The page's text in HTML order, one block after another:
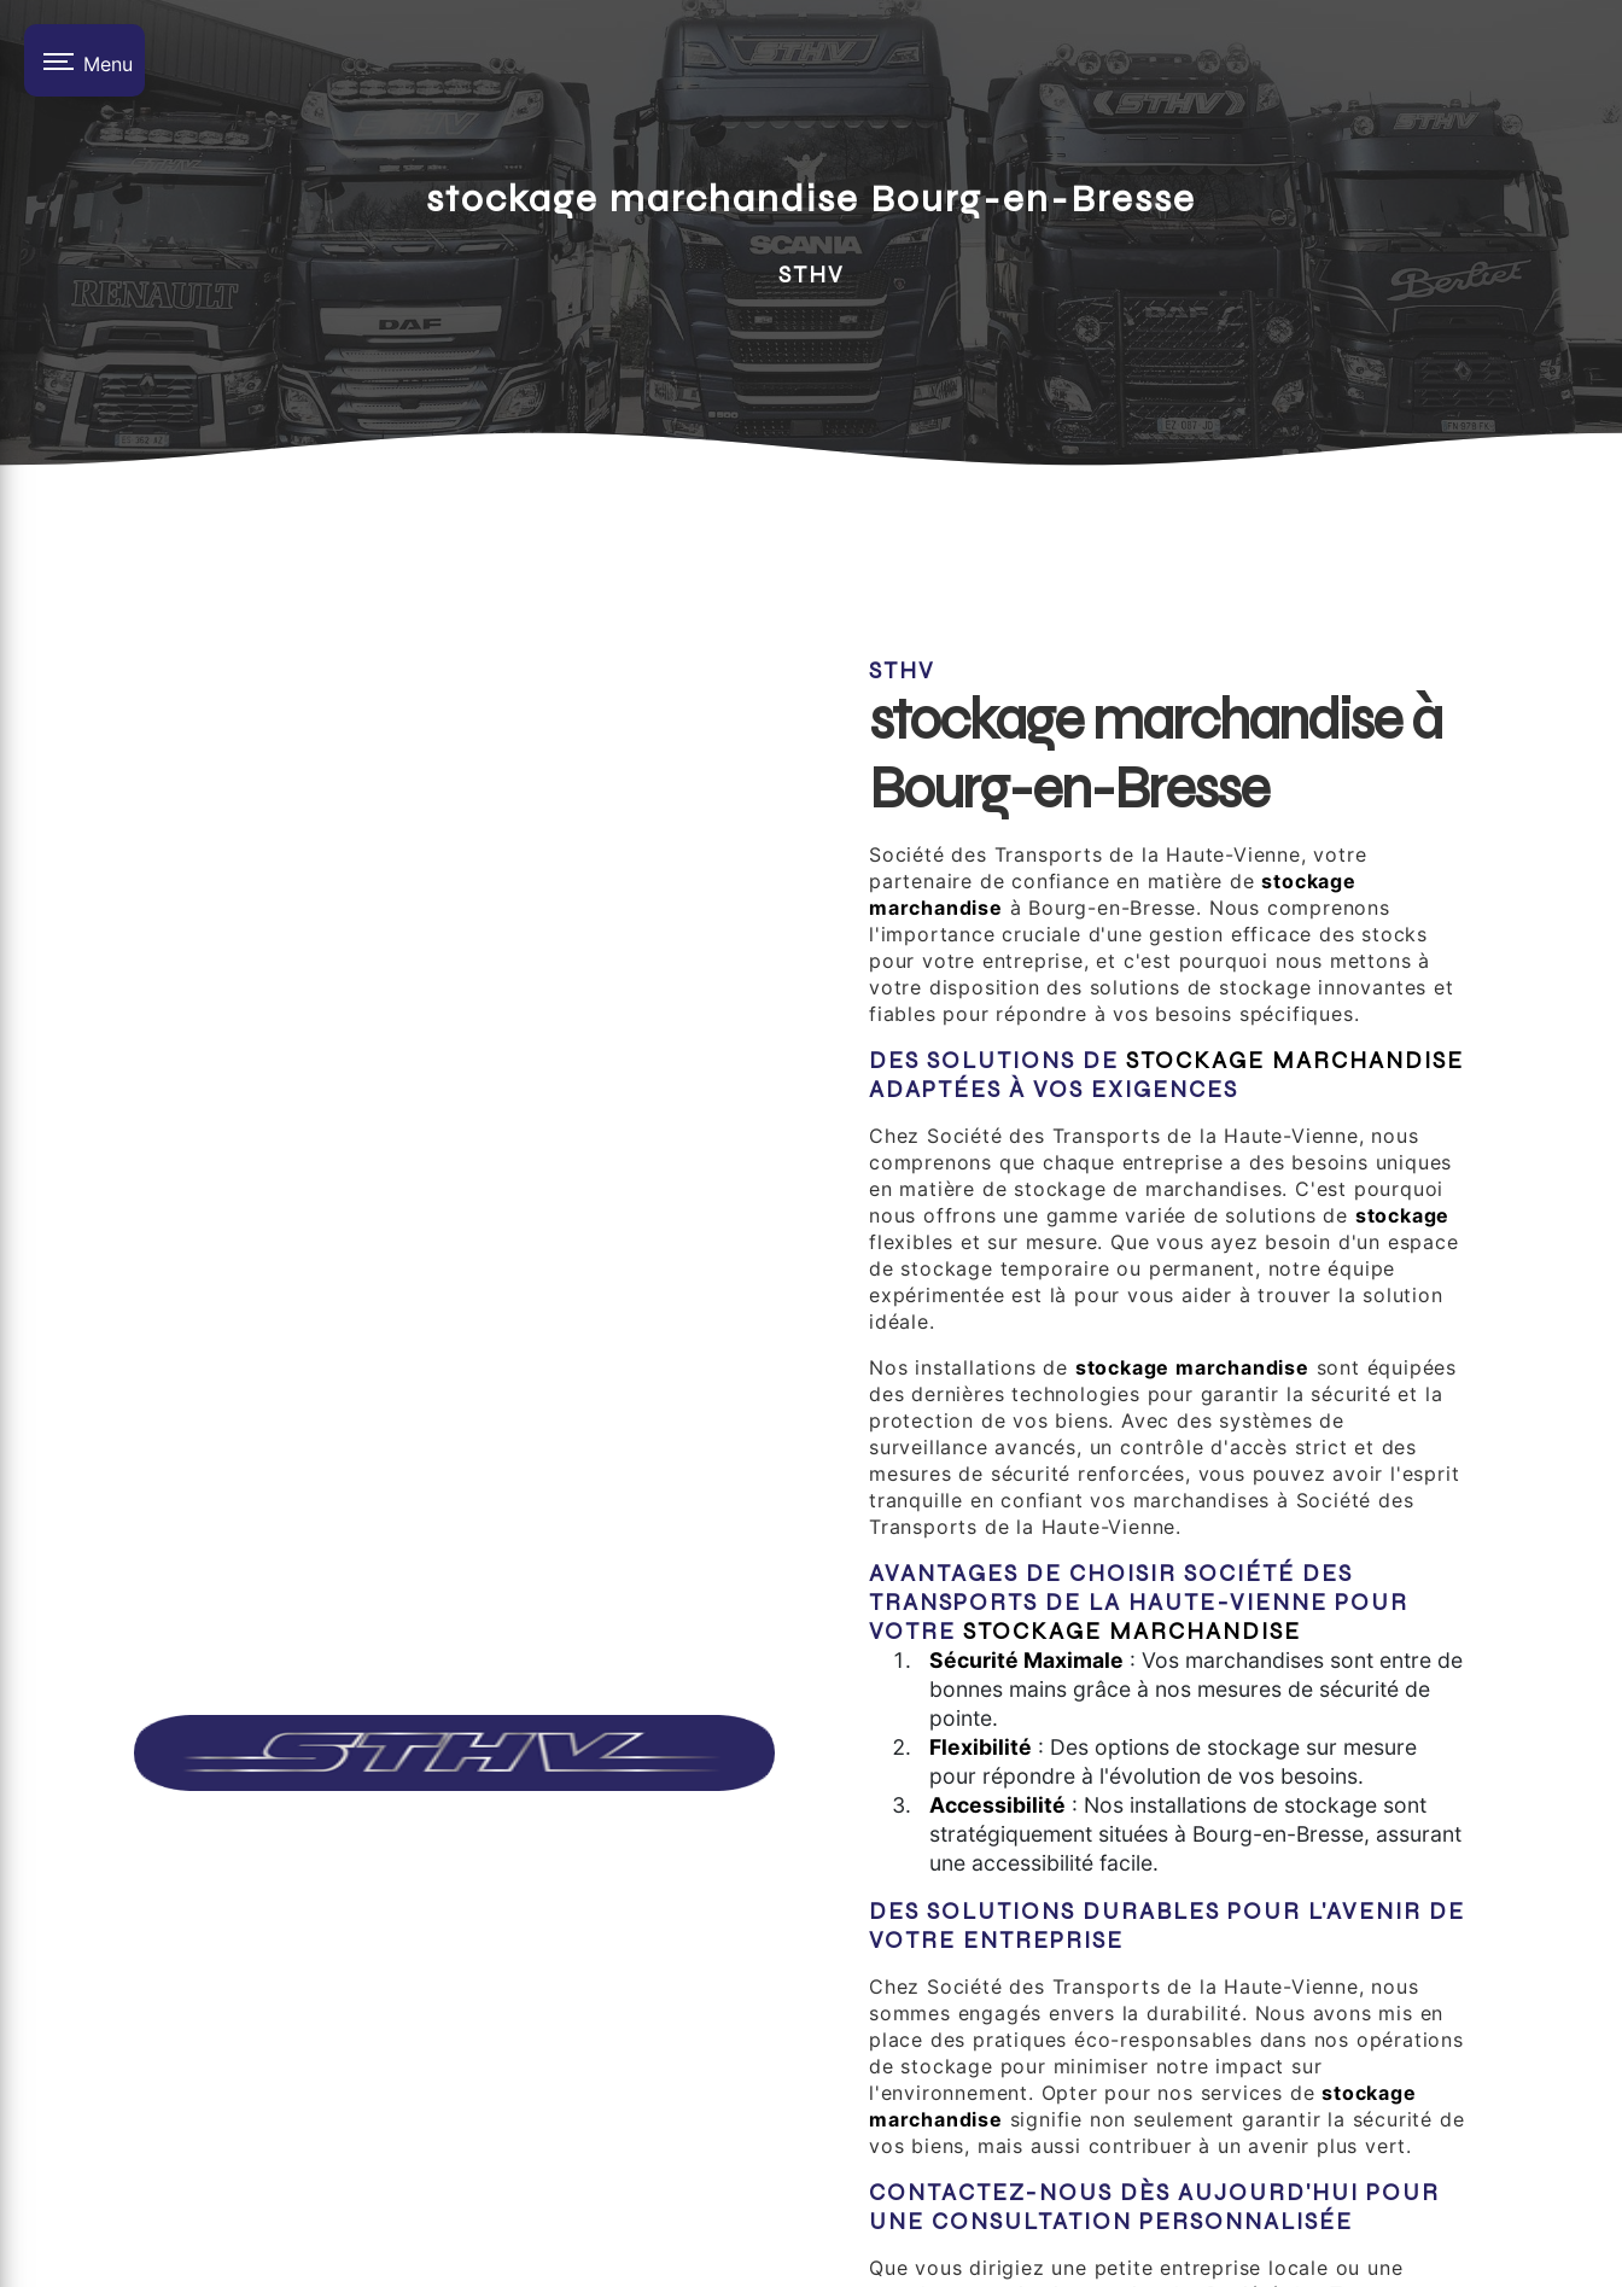
Menu
stockage marchandise Bourg-en-Bresse
STHV
STHV
stockage marchandise à
Bourg-en-Bresse
Société des Transports de la Haute-Vienne, votre
partenaire de confiance en matière destockage
marchandise à Bourg-en-Bresse. Nous comprenons
l'importance cruciale d'une gestion efficace des stocks
pour votre entreprise, et c'est pourquoi nous mettons à
votre disposition des solutions de stockage innovantes et
fiables pour répondre à vos besoins spécifiques.
DES SOLUTIONS DE STOCKAGE MARCHANDISE
ADAPTÉES À VOS EXIGENCES
Chez Société des Transports de la Haute-Vienne, nous
comprenons que chaque entreprise a des besoins uniques
en matière de stockage de marchandises. C'est pourquoi
nous offrons une gamme variée de solutions de stockage
flexibles et sur mesure. Que vous ayez besoin d'un espace
de stockage temporaire ou permanent, notre équipe
expérimentée est là pour vous aider à trouver la solution
idéale.
Nos installations de stockage marchandise sont équipées
des dernières technologies pour garantir la sécurité et la
protection de vos biens. Avec des systèmes de
surveillance avancés, un contrôle d'accès strict et des
mesures de sécurité renforcées, vous pouvez avoir l'esprit
tranquille en confiant vos marchandises à Société des
Transports de la Haute-Vienne.
AVANTAGES DE CHOISIR SOCIÉTÉ DES
TRANSPORTS DE LA HAUTE-VIENNE POUR
VOTRE STOCKAGE MARCHANDISE
Sécurité Maximale : Vos marchandises sont entre de
bonnes mains grâce à nos mesures de sécurité de
pointe.
Flexibilité : Des options de stockage sur mesure
pour répondre à l'évolution de vos besoins.
Accessibilité : Nos installations de stockage sont
stratégiquement situées à Bourg-en-Bresse, assurant
une accessibilité facile.
DES SOLUTIONS DURABLES POUR L'AVENIR DE
VOTRE ENTREPRISE
Chez Société des Transports de la Haute-Vienne, nous
sommes engagés envers la durabilité. Nous avons mis en
place des pratiques éco-responsables dans nos opérations
de stockage pour minimiser notre impact sur
l'environnement. Opter pour nos services destockage
marchandise signifie non seulement garantir la sécurité de
vos biens, mais aussi contribuer à un avenir plus vert.
CONTACTEZ-NOUS DÈS AUJOURD'HUI POUR
UNE CONSULTATION PERSONNALISÉE
Que vous dirigiez une petite entreprise locale ou une
Panneau de gestion des cookies